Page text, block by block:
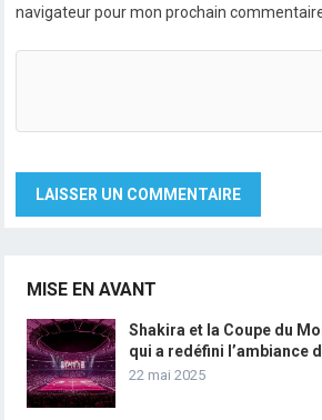
navigateur pour mon prochain
MISE EN AVANT
Shakira et la Coupe du
qui a redéfini l’ambiance
22 mai 2025